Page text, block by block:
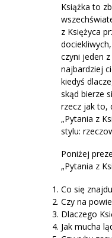
Książka to
z Księżyca
czyni jeden
najbardziej
kiedyś
skąd bierze
rzecz jak to,
„Pytania z
stylu:
Poniżej
„Pytania z
Co się
Czy na
Dlaczego
Jak mucha